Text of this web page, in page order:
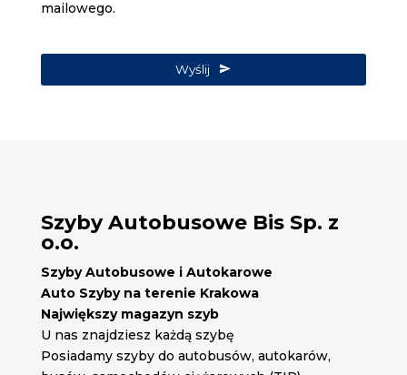
mailowego.
Wyślij
Szyby Autobusowe Bis Sp. z
o.o.
Szyby Autobusowe i Autokarowe
Auto Szyby na terenie Krakowa
Największy magazyn szyb
U nas znajdziesz każdą szybę
Posiadamy szyby do autobusów, autokarów,